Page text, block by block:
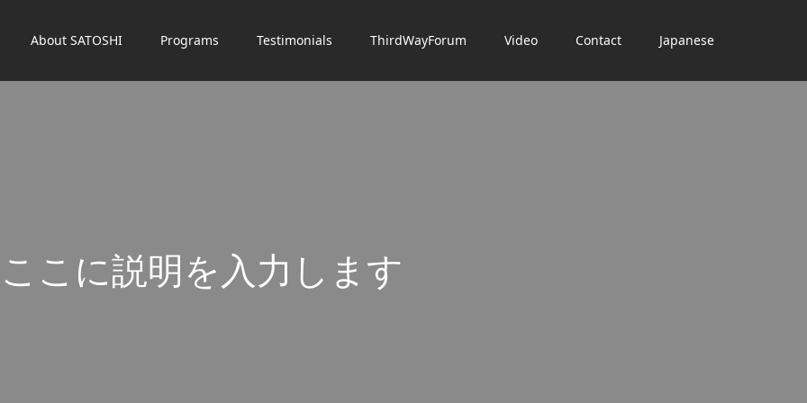
About SATOSHI Programs Testimonials ThirdWayForum Video Contact Japanese
こに説明を入力し ます。